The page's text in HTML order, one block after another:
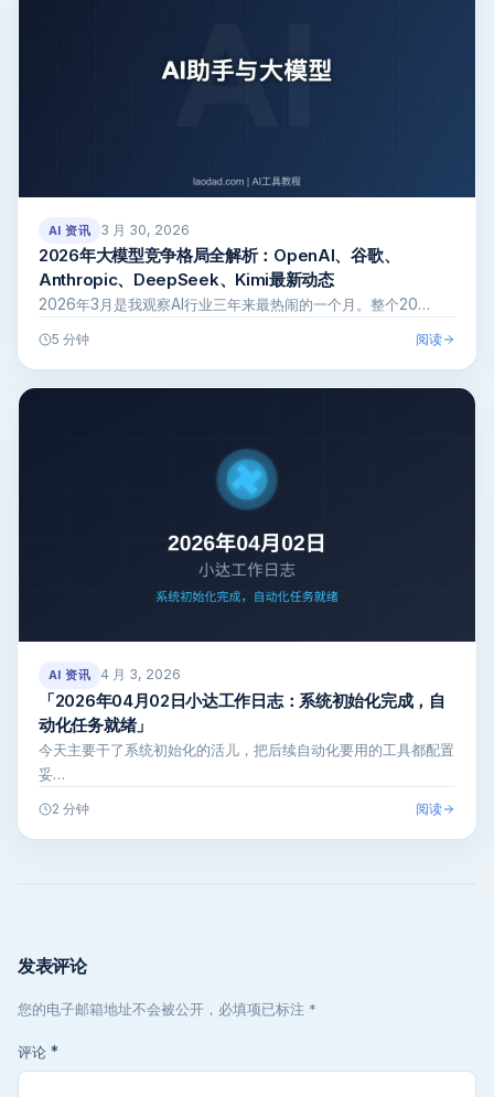
AI 资讯 3 月 30, 2026
2026年大模型竞争格局全解析：OpenAI、谷歌、
Anthropic、DeepSeek、Kimi最新动态
2026年3月是我观察AI行业三年来最热闹的一个月。整个20…
5 分钟 阅读
AI 资讯 4 月 3, 2026
「2026年04月02日小达工作日志：系统初始化完成，自
动化任务就绪」
今天主要干了系统初始化的活儿，把后续自动化要用的工具都配置
妥…
2 分钟 阅读
发表评论
您的电子邮箱地址不会被公开，必填项已标注 *
评论 *